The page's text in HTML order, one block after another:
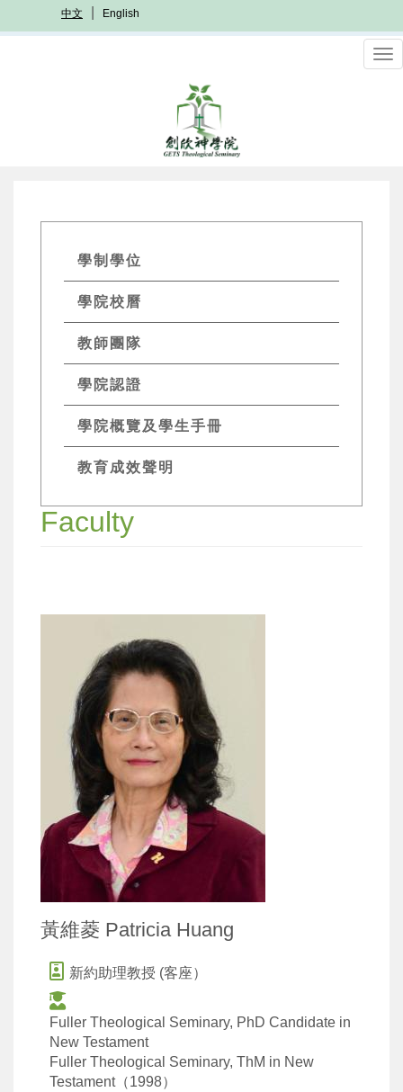
至
中文 English
GETs
Academics
Menu
學制學位
學院校曆
教師團隊
學院認證
學院概覽及學生手冊
教育成效聲明
Faculty
黃維菱 Patricia Huang
新約助理教授 (客座）
Fuller Theological Seminary, PhD Candidate in
New Testament
Fuller Theological Seminary, ThM in New
Testament（1998）